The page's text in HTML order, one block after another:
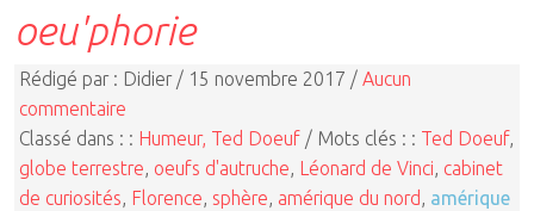
oeu'phorie
Rédigé par : Didier / 15 novembre 2017 / Aucun
commentaire
Classé dans : : Humeur, Ted Doeuf / Mots clés : : Ted Doeuf,
globe terrestre, oeufs d'autruche, Léonard de Vinci, cabinet
de curiosités, Florence, sphère, amérique du nord , amérique